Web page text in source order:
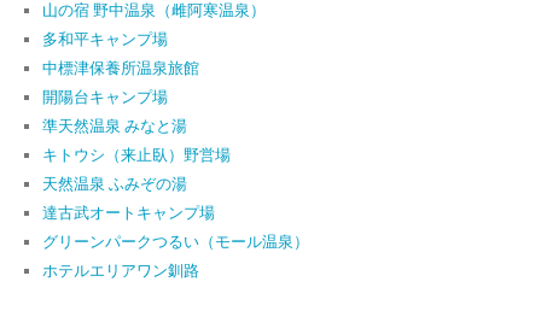
山の宿 野中温泉（雌阿寒温泉）
多和平キャンプ場
中標津保養所温泉旅館
開陽台キャンプ場
準天然温泉 みなと湯
キトウシ（来止臥）野営場
天然温泉 ふみぞの湯
達古武オートキャンプ場
グリーンパークつるい（モール温泉）
ホテルエリアワン釧路